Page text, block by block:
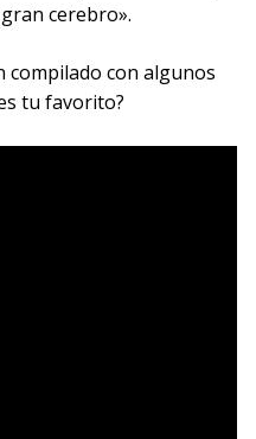
cerebro».
compilado con algunos
tu favorito?